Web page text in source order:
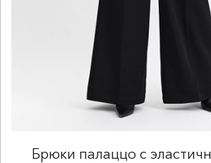
Брюки палаццо с